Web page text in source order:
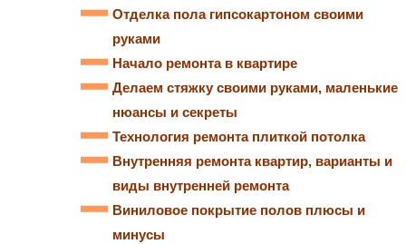
Отделка пола гипсокартоном своими
руками
Начало ремонта в квартире
Делаем стяжку своими руками, маленькие
нюансы и секреты
Технология ремонта плиткой потолка
Внутренняя ремонта квартир, варианты и
виды внутренней ремонта
Виниловое покрытие полов плюсы и
минусы